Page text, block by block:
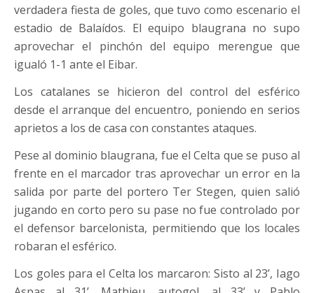
verdadera fiesta de goles, que tuvo como escenario el
estadio de Balaídos. El equipo blaugrana no supo
aprovechar el pinchón del equipo merengue que
igualó 1-1 ante el Eibar.
Los catalanes se hicieron del control del esférico
desde el arranque del encuentro, poniendo en serios
aprietos a los de casa con constantes ataques.
Pese al dominio blaugrana, fue el Celta que se puso al
frente en el marcador tras aprovechar un error en la
salida por parte del portero Ter Stegen, quien salió
jugando en corto pero su pase no fue controlado por
el defensor barcelonista, permitiendo que los locales
robaran el esférico.
Los goles para el Celta los marcaron: Sisto al 23’, Iago